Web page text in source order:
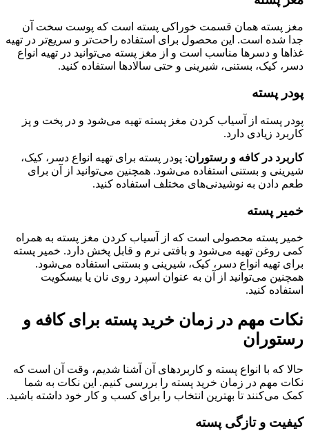
مغز پسته همان قسمت خوراکی پسته است که پوست سخت آن
جدا شده است. این محصول برای استفاده راحت‌تر و سریع‌تر در تهیه
غذاها و دسرها مناسب است و از مغز پسته می‌توانید در تهیه انواع
دسر، کیک، بستنی، شیرینی و حتی سالادها استفاده کنید.
پودر پسته
پودر پسته از آسیاب کردن مغز پسته تهیه می‌شود و در پخت و پز
کاربرد زیادی دارد.
کاربرد در کافه و رستوران: پودر پسته برای تهیه انواع دسر، کیک،
شیرینی و بستنی استفاده می‌شود. همچنین می‌توانید از آن برای
طعم دادن به نوشیدنی‌های مختلف استفاده کنید.
خمیر پسته
خمیر پسته محصولی است که از آسیاب کردن مغز پسته به همراه
کمی روغن تهیه می‌شود و بافتی نرم و قابل پخش دارد. خمیر پسته
برای تهیه انواع دسر، کیک، شیرینی و بستنی استفاده می‌شود.
همچنین می‌توانید از آن به عنوان اسپرد روی نان یا بیسکویت
استفاده کنید.
نکات مهم در زمان خرید پسته برای کافه و
رستوران
حالا که با انواع پسته و کاربردهای آن آشنا شدیم، وقت آن است که
نکات مهم در زمان خرید پسته را بررسی کنیم. این نکات به شما
کمک می‌کنند تا بهترین انتخاب را برای کسب و کار خود داشته باشید.
کیفیت و تازگی پسته